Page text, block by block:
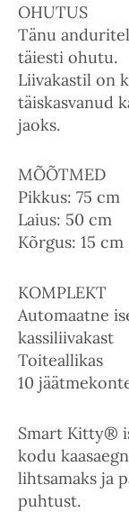
OHUTUS
Tänu
täiesti ohutu.
Liivakastil on
täiskasvanud
jaoks.
MÕÕTMED
Pikkus: 75 cm
Laius: 50 cm
Kõrgus: 15 cm
KOMPLEKT
Automaatne
kassiliivakast
Toiteallikas
10
Smart Kitty®
kodu
lihtsamaks ja
puhtust.